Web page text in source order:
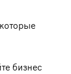
бизнес